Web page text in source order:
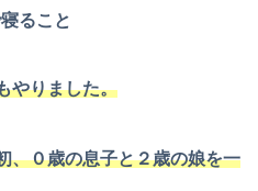
ること
やりました。
、０歳の息子と２歳の娘を一